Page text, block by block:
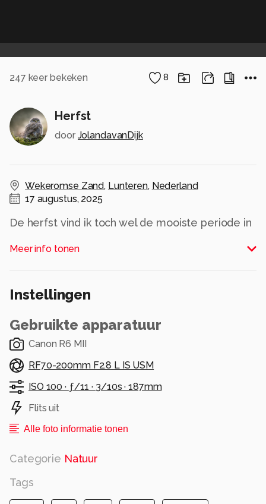
247 keer bekeken 8
Herfst
door JolandavanDijk
Wekeromse Zand, Lunteren, Nederland
17 augustus, 2025
De herfst vind ik toch wel de mooiste periode in
Meer info tonen
Instellingen
Gebruikte apparatuur
Canon R6 MII
RF70-200mm F2.8 L IS USM
ISO 100 · ƒ/11 · 3/10s ·187mm
Flits uit
Alle foto informatie tonen
Categorie Natuur
Tags